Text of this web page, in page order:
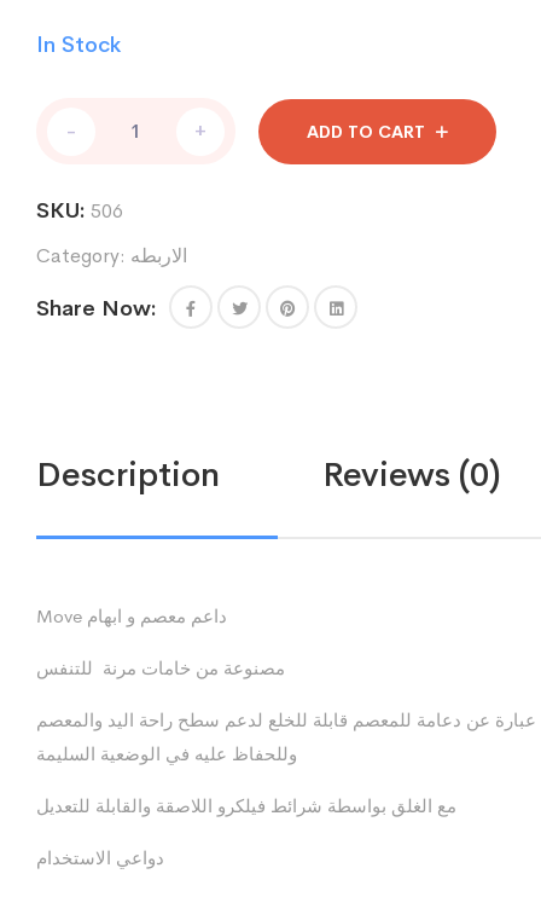
In Stock
M
- + ADD TO CART
SKU: 506
Category: الاربطه
Share Now:
Description Reviews (0)
Move داعم معصم و ابهام
مصنوعة من خامات مرنة للتنفس
عبارة عن دعامة للمعصم قابلة للخلع لدعم سطح راحة اليد والمعصم
وللحفاظ عليه في الوضعية السليمة
مع الغلق بواسطة شرائط فيلكرو اللاصقة والقابلة للتعديل
دواعي الاستخدام